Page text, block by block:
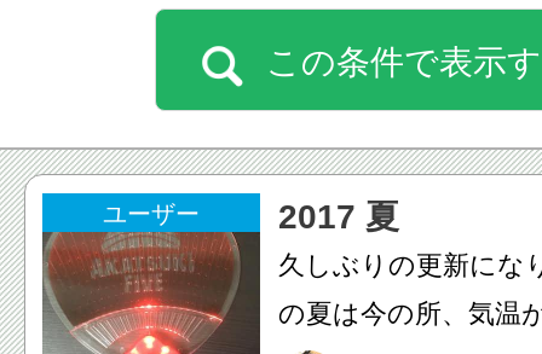
この条件で表示
ユーザー 2017 夏
久しぶりの更新にな
の夏は今の所、気温